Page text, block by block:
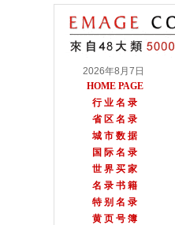
2026年8月7日
HOME PAGE
行 业 名 录
省 区 名 录
城 市 数 据
国 际 名 录
世 界 买 家
名 录 书 籍
特 别 名 录
黄 页 号 簿